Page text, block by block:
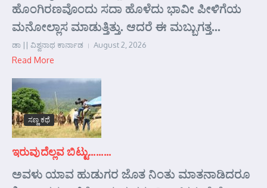
ಹೊಂಗಿರಣವೊಂದು ಸದಾ ಹೊಳೆದು ಭಾವೀ ಪೀಳಿಗೆಯ
ಮನೋಲ್ಲಾಸ ಮಾಡುತ್ತಿತ್ತು. ಆದರೆ ಈ ಮಬ್ಬುಗತ್ತ...
ಡಾ || ವಿಶ್ವನಾಥ ಕಾರ್ನಾಡ August 2, 2026
Read More
ಸಣ್ಣ ಕಥೆ
ಇರುವುದೆಲ್ಲವ ಬಿಟ್ಟು………
ಅವಳು ಯಾವ ಹುಡುಗರ ಜೊತ ನಿಂತು ಮಾತನಾಡಿದರೂ